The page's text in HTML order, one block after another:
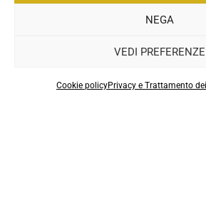
NEGA
VEDI PREFERENZE
Cookie policyPrivacy e Trattamento